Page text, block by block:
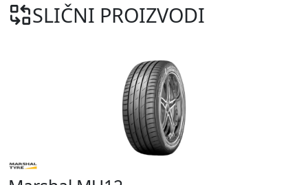
SLIČNI PROIZVODI